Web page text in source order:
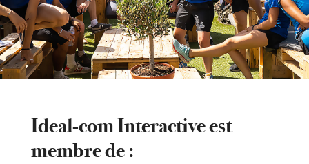
Ideal-com Interactive est
membre de :